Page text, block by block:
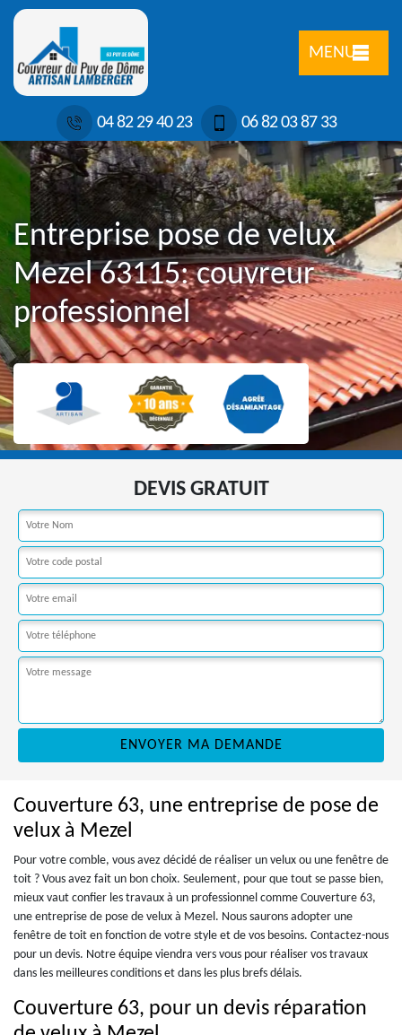
MENU
04 82 29 40 23 06 82 03 87 33
Entreprise pose de velux
Mezel 63115: couvreur
professionnel
DEVIS GRATUIT
Couverture 63, une entreprise de pose de
velux à Mezel
Pour votre comble, vous avez décidé de réaliser un velux ou une fenêtre de
toit ? Vous avez fait un bon choix. Seulement, pour que tout se passe bien,
mieux vaut confier les travaux à un professionnel comme Couverture 63,
une entreprise de pose de velux à Mezel. Nous saurons adopter une
fenêtre de toit en fonction de votre style et de vos besoins. Contactez-nous
pour un devis. Notre équipe viendra vers vous pour réaliser vos travaux
dans les meilleures conditions et dans les plus brefs délais.
Couverture 63, pour un devis réparation